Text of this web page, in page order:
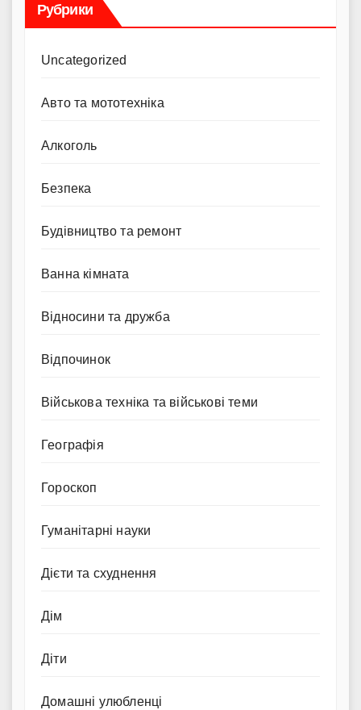
Рубрики
Uncategorized
Авто та мототехніка
Алкоголь
Безпека
Будівництво та ремонт
Ванна кімната
Відносини та дружба
Відпочинок
Військова техніка та військові теми
Географія
Гороскоп
Гуманітарні науки
Дієти та схуднення
Дім
Діти
Домашні улюбленці